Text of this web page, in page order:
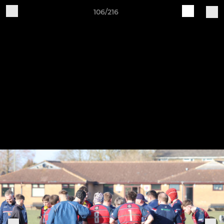
106/216